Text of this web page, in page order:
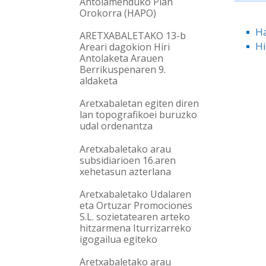
Orokorra (HAPO)
ARETXABALETAKO 13-b
Areari dagokion Hiri
Antolaketa Arauen
Berrikuspenaren 9.
aldaketa
Aretxabaletan egiten diren
lan topografikoei buruzko
udal ordenantza
Aretxabaletako arau
subsidiarioen 16.aren
xehetasun azterlana
Aretxabaletako Udalaren
eta Ortuzar Promociones
S.L. sozietatearen arteko
hitzarmena Iturrizarreko
igogailua egiteko
Aretxabaletako arau